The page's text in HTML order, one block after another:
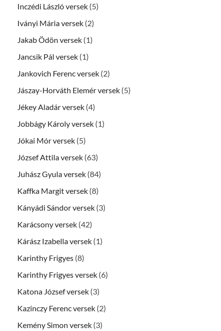
Inczédi László versek (5)
Iványi Mária versek (2)
Jakab Ödön versek (1)
Jancsik Pál versek (1)
Jankovich Ferenc versek (2)
Jászay-Horváth Elemér versek (5)
Jékey Aladár versek (4)
Jobbágy Károly versek (1)
Jókai Mór versek (5)
József Attila versek (63)
Juhász Gyula versek (84)
Kaffka Margit versek (8)
Kányádi Sándor versek (3)
Karácsony versek (42)
Kárász Izabella versek (1)
Karinthy Frigyes (8)
Karinthy Frigyes versek (6)
Katona József versek (3)
Kazinczy Ferenc versek (2)
Kemény Simon versek (3)